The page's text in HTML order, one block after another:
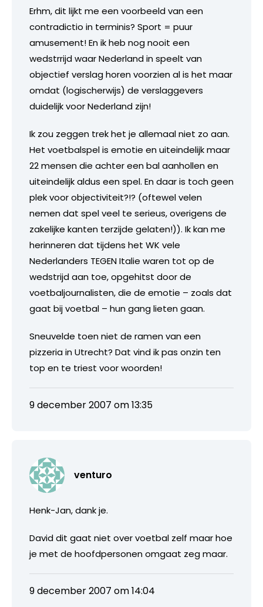
Erhm, dit lijkt me een voorbeeld van een
contradictio in terminis? Sport = puur
amusement! En ik heb nog nooit een
wedstrrijd waar Nederland in speelt van
objectief verslag horen voorzien al is het maar
omdat (logischerwijs) de verslaggevers
duidelijk voor Nederland zijn!
Ik zou zeggen trek het je allemaal niet zo aan.
Het voetbalspel is emotie en uiteindelijk maar
22 mensen die achter een bal aanhollen en
uiteindelijk aldus een spel. En daar is toch geen
plek voor objectiviteit?!? (oftewel velen
nemen dat spel veel te serieus, overigens de
zakelijke kanten terzijde gelaten!)). Ik kan me
herinneren dat tijdens het WK vele
Nederlanders TEGEN Italie waren tot op de
wedstrijd aan toe, opgehitst door de
voetbaljournalisten, die de emotie – zoals dat
gaat bij voetbal – hun gang lieten gaan.
Sneuvelde toen niet de ramen van een
pizzeria in Utrecht? Dat vind ik pas onzin ten
top en te triest voor woorden!
9 december 2007 om 13:35
venturo
Henk-Jan, dank je.
David dit gaat niet over voetbal zelf maar hoe
je met de hoofdpersonen omgaat zeg maar.
9 december 2007 om 14:04